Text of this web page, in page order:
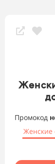
Промокод
Женские